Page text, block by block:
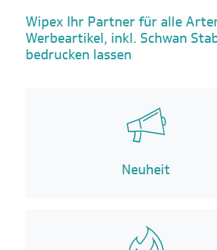
Wipex Ihr Partner für alle
Werbeartikel, inkl. Schwan
bedrucken lassen
Neuheit